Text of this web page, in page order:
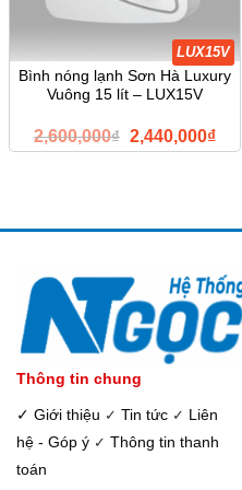
LUX15V
Bình nóng lạnh Sơn Hà Luxury
Vuông 15 lít – LUX15V
2,600,000₫ Giá
gốc
2,440,000₫Giá
hiện
Thông tin chung
✓ Giới thiệu ✓ Tin tức ✓ Liên
hệ - Góp ý ✓ Thông tin thanh
toán